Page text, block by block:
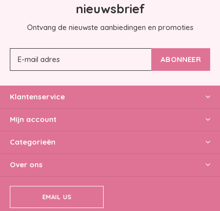
nieuwsbrief
Ontvang de nieuwste aanbiedingen en promoties
ABONNEER
Klantenservice
Mijn account
Categorieën
Over ons
EMAIL US